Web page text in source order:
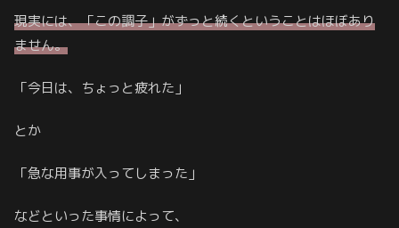
現実には、「この調子」がずっと続くということはほぼあり
ません。
「今日は、ちょっと疲れた」
とか
「急な用事が入ってしまった」
などといった事情によって、